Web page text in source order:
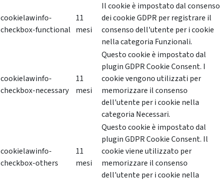
cookielawinfo-
checkbox-functional
11
mesi
Il cookie è impostato dal consenso
dei cookie GDPR per registrare il
consenso dell'utente per i cookie
nella categoria Funzionali.
cookielawinfo-
checkbox-necessary
11
mesi
Questo cookie è impostato dal
plugin GDPR Cookie Consent. I
cookie vengono utilizzati per
memorizzare il consenso
dell'utente per i cookie nella
categoria Necessari.
cookielawinfo-
checkbox-others
11
mesi
Questo cookie è impostato dal
plugin GDPR Cookie Consent. Il
cookie viene utilizzato per
memorizzare il consenso
dell'utente per i cookie nella